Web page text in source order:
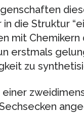
die Struktur
mit
erstmals
zu